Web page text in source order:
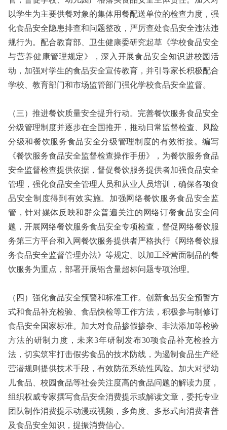
以学生为主要供餐对象的集体用餐配送单位的检查力度，强
化食品安全隐患排查和问题整改，严厉查处食品安全违法违
规行为。配合教育部、卫生健康委研究起草《学校食品安全
与营养健康管理规定》，深入开展食品安全知识进校园活
动，加强对学生的食品安全宣传教育，并引导家长积极配合
学校、教育部门和市场监管部门强化学校食品安全监督。
（三）推进餐饮质量安全提升行动。完善餐饮服务食品安全
分级管理制度并逐步在全国推开，推动日常监督检查、风险
分级和餐饮服务食品安全分级管理制度的有效衔接。编写
《餐饮服务食品安全监督检查操作手册》，为餐饮服务食品
安全监督检查提供依据，督促餐饮服务提供者加强食品安全
管理，强化食品安全管理人员和从业人员培训，确保各项食
品安全制度得到有效实施。加强网络餐饮服务食品安全监
管，针对媒体反映和群众普遍关注的网络订餐食品安全问
题，开展网络餐饮服务食品安全专项检查，督促网络餐饮服
务第三方平台和入网餐饮服务提供者严格执行《网络餐饮服
务食品安全监督管理办法》等规定。以加工经营面制品的餐
饮服务为重点，部署开展铝含量超标问题专项治理。
（四）强化食品安全预警和标准工作。创新食品安全预警方
式和食品补充检验、食品快检等工作方法，积极参与制修订
食品安全国家标准。加大对食品掺假掺杂、非法添加等检验
方法的研制力度，未来3年研制发布30项食品补充检验方
法，切实筑牢打击假劣食品的技术防线，为遏制食品生产经
营潜规则提供技术手段，有效防范系统性风险。加大对婴幼
儿食品、校园食品等社会关注度高的食品问题的解读力度，
组织权威专家撰写食品安全消费提示或解读文章，委托专业
团队制作消费提示动漫或视频，多角度、多形式向消费者普
及食品安全知识，提振消费信心。